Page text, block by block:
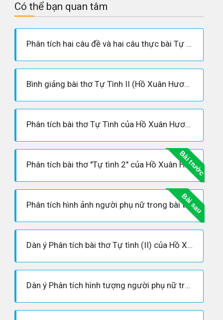
Có thể bạn quan tâm
Phân tích hai câu đề và hai câu thực bài Tự Tình (II) của Hồ Xuân Hương.
Bình giảng bài thơ Tự Tình II (Hồ Xuân Hương) : Đêm khuya văng vẳng trống canh dồn .... Mảnh tình san sẻ tí con con.
Phân tích bài thơ Tự Tình của Hồ Xuân Hương - Lớp 11
Bài trước
Phân tích bài thơ "Tự tình 2" của Hồ Xuân Hương
Bài sau
Phân tích hình ảnh người phụ nữ trong bài thơ Tự tình 2
Dàn ý Phân tích bài thơ Tự tình (II) của Hồ Xuân Hương
Dàn ý Phân tích hình tượng người phụ nữ trong bài thơ Tự tình II